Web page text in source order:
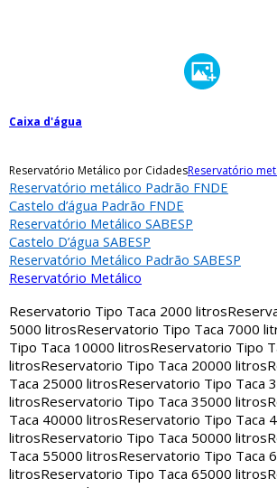
Caixa d'água
Reservatório Metálico por CidadesReservatório
Reservatório metálico Padrão FNDE
Castelo d’água Padrão FNDE
Reservatório Metálico SABESP
Castelo D’água SABESP
Reservatório Metálico Padrão SABESP
Reservatório Metálico
Reservatorio Tipo Taca 2000 litros
5000 litrosReservatorio Tipo Taca 7000
Tipo Taca 10000 litrosReservatorio Tipo
litrosReservatorio Tipo Taca 20000 litros
Taca 25000 litrosReservatorio Tipo Taca
litrosReservatorio Tipo Taca 35000 litros
Taca 40000 litrosReservatorio Tipo Taca
litrosReservatorio Tipo Taca 50000 litros
Taca 55000 litrosReservatorio Tipo Taca
litrosReservatorio Tipo Taca 65000 litros